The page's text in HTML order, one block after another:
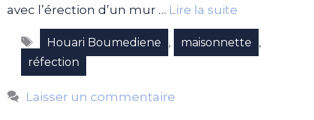
avec l’érection d’un mur … Lire la suite
Étiquettes
Houari Boumediene , maisonnette ,
réfection
Laisser un commentaire